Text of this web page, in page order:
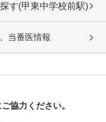
す(甲東中学校前駅)
当番医情報
協力ください。